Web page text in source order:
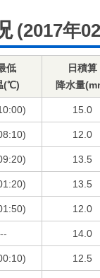
(2017年
低
(℃)
日積算
降水量
15.0
12.0
13.5
13.5
12.0
14.0
12.5